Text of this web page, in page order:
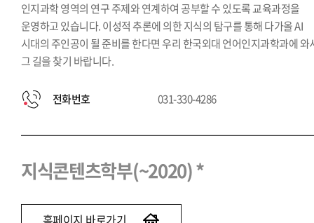
인지과학 영역의 연구 주제와 연계하여 공부할 수 있도록 교육과정을
운영하고 있습니다. 이성적 추론에 의한 지식의 탐구를 통해 다가올 AI
시대의 주인공이 될 준비를 한다면 우리 한국외대 언어인지과학과에 와
그 길을 찾기 바랍니다.
전화번호 031-330-4286
지식콘텐츠학부(~2020) *